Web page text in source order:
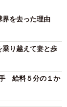
。大産大臨時
などを展開す
さんに顧問と
もりだった。
１月２５日、
た」とフェイ
ークスでＧＭ
界を去った理由
り越えて妻と歩
給料５分の１か